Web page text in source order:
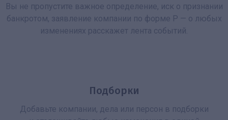
Вы не пропустите важное определение, иск о признании
банкротом, заявление компании по форме Р — о любых
изменениях расскажет лента событий.
Подборки
Добавьте компании, дела или персон в подборки